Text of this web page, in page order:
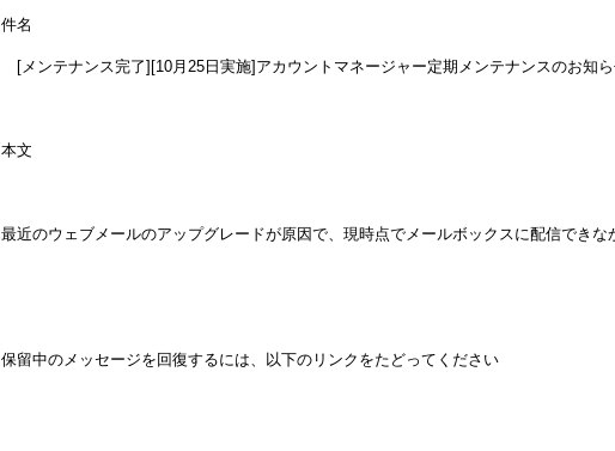
件名
[メンテナンス完了][10月25日実施]アカウントマネージャー定期メンテナンスのお知
本文
最近のウェブメールのアップグレードが原因で、現時点でメールボックスに配信できな
保留中のメッセージを回復するには、以下のリンクをたどってください